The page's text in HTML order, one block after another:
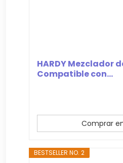
HARDY Mezclador
Compatible con...
Comprar
BESTSELLER NO. 2